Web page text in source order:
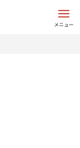
メニュー